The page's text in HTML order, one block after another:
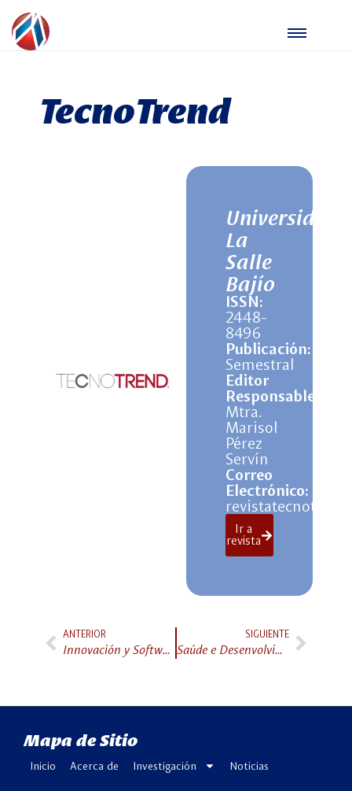
TecnoTrend
Universidad
La
Salle
Bajío
ISSN:
2448-
8496
Publicación:
Semestral
Editor
Responsable:
Mtra.
Marisol
Pérez
Servín
Correo
Electrónico:
Ir a
revista
ANTERIOR
Innovación y Software
SIGUIENTE
Saúde e Desenvolvimento Humano
Mapa de Sitio
Inicio Acerca de Investigación Noticias